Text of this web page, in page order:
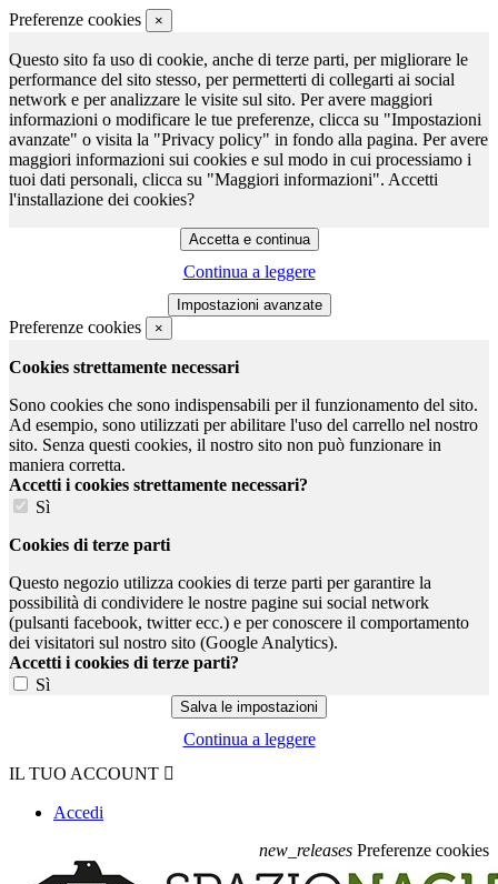
Preferenze cookies ×
Questo sito fa uso di cookie, anche di terze parti, per migliorare le
performance del sito stesso, per permetterti di collegarti ai social
network e per analizzare le visite sul sito. Per avere maggiori
informazioni o modificare le tue preferenze, clicca su "Impostazioni
avanzate" o visita la "Privacy policy" in fondo alla pagina. Per avere
maggiori informazioni sui cookies e sul modo in cui processiamo i
tuoi dati personali, clicca su "Maggiori informazioni". Accetti
l'installazione dei cookies?
Continua a leggere
Preferenze cookies ×
Cookies strettamente necessari
Sono cookies che sono indispensabili per il funzionamento del sito.
Ad esempio, sono utilizzati per abilitare l'uso del carrello nel nostro
sito. Senza questi cookies, il nostro sito non può funzionare in
maniera corretta.
Accetti i cookies strettamente necessari?
Sì
Cookies di terze parti
Questo negozio utilizza cookies di terze parti per garantire la
possibilità di condividere le nostre pagine sui social network
(pulsanti facebook, twitter ecc.) e per conoscere il comportamento
dei visitatori sul nostro sito (Google Analytics).
Accetti i cookies di terze parti?
Sì
Continua a leggere
IL TUO ACCOUNT 
Accedi
new_releases Preferenze cookies